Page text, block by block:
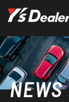
を
ス
キ
ッ
プ NEWS